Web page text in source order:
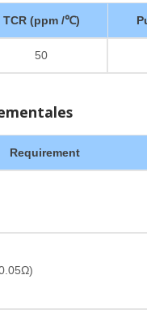
TCR (ppm /℃)
50
Requirement